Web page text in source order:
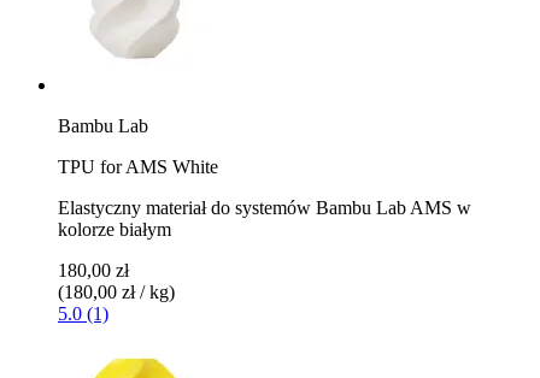
Bambu Lab
TPU for AMS White
Elastyczny materiał do systemów Bambu Lab AMS w
kolorze białym
180,00 zł
(180,00 zł / kg)
5.0 (1)